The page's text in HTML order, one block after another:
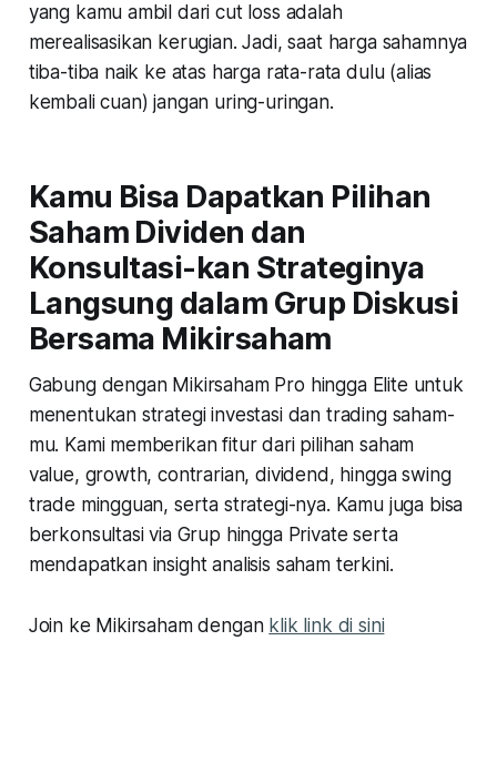
yang kamu ambil dari cut loss adalah
merealisasikan kerugian. Jadi, saat harga sahamnya
tiba-tiba naik ke atas harga rata-rata dulu (alias
kembali cuan) jangan uring-uringan.
Kamu Bisa Dapatkan Pilihan
Saham Dividen dan
Konsultasi-kan Strateginya
Langsung dalam Grup Diskusi
Bersama Mikirsaham
Gabung dengan Mikirsaham Pro hingga Elite untuk
menentukan strategi investasi dan trading saham-
mu. Kami memberikan fitur dari pilihan saham
value, growth, contrarian, dividend, hingga swing
trade mingguan, serta strategi-nya. Kamu juga bisa
berkonsultasi via Grup hingga Private serta
mendapatkan insight analisis saham terkini.
Join ke Mikirsaham dengan klik link di sini